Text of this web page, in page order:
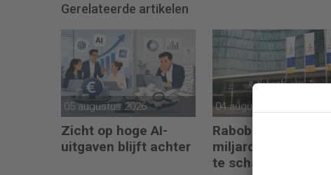
Gerelateerde artikelen
05 augustus 2026
Zicht op hoge AI-
uitgaven blijft achter
04 augustus 2026
Rabobank zet 2
miljard opzij om AI
te schalen